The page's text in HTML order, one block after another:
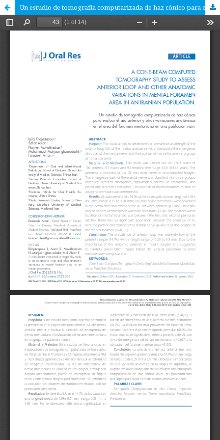
Un estudio de tomografía computarizada de haz cónico para evaluar el asa anterior y otras variaciones anatómicas en el área del foramen mentoniano en una población iraní